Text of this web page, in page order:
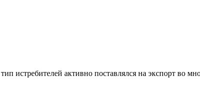
истребителей активно поставлялся на экспорт во